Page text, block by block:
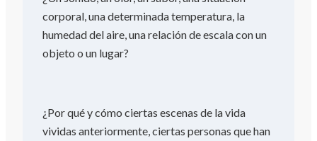
corporal, una determinada temperatura, la
humedad del aire, una relación de escala con un
objeto o un lugar?
¿Por qué y cómo ciertas escenas de la vida
vividas anteriormente, ciertas personas que han